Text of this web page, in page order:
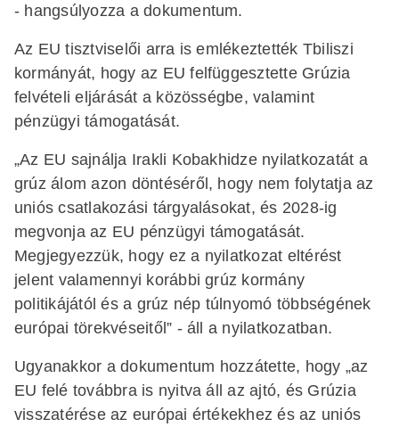
- hangsúlyozza a dokumentum.
Az EU tisztviselői arra is emlékeztették Tbiliszi
kormányát, hogy az EU felfüggesztette Grúzia
felvételi eljárását a közösségbe, valamint
pénzügyi támogatását.
„Az EU sajnálja Irakli Kobakhidze nyilatkozatát a
grúz álom azon döntéséről, hogy nem folytatja az
uniós csatlakozási tárgyalásokat, és 2028-ig
megvonja az EU pénzügyi támogatását.
Megjegyezzük, hogy ez a nyilatkozat eltérést
jelent valamennyi korábbi grúz kormány
politikájától és a grúz nép túlnyomó többségének
európai törekvéseitől” - áll a nyilatkozatban.
Ugyanakkor a dokumentum hozzátette, hogy „az
EU felé továbbra is nyitva áll az ajtó, és Grúzia
visszatérése az európai értékekhez és az uniós